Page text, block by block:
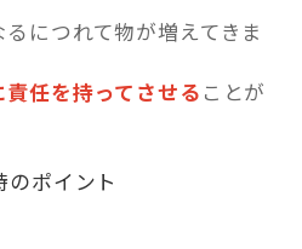
につれて物が増えてきま
任を持ってさせる ことが
ポイント